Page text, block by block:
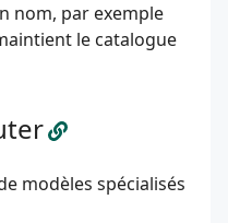
nom, par exemple
le catalogue
modèles spécialisés